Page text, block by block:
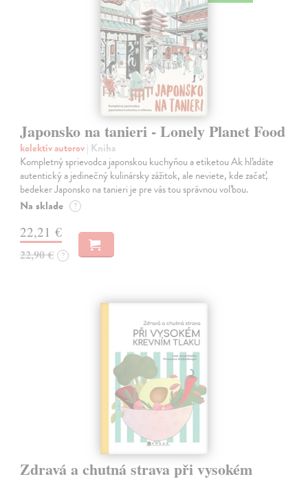
Japonsko na tanieri - Lonely Planet Food
kolektív autorov| Kniha
Kompletný sprievodca japonskou kuchyňou a etiketou Ak hľadáte
autentický a jedinečný kulinársky zážitok, ale neviete, kde začať,
bedeker Japonsko na tanieri je pre vás tou správnou voľbou.
Na sklade ?
22,21 €
22,90 € ?
Zdravá a chutná strava při vysokém